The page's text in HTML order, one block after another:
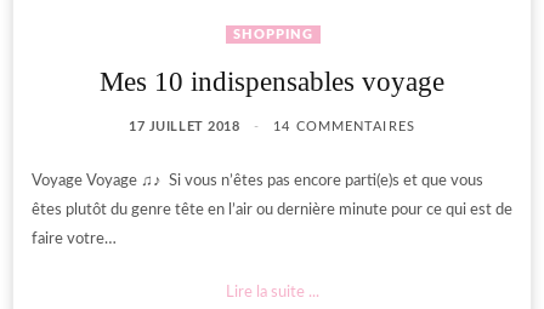
SHOPPING
Mes 10 indispensables voyage
17 JUILLET 2018 14 COMMENTAIRES
Voyage Voyage ♫♪ Si vous n’êtes pas encore parti(e)s et que vous
êtes plutôt du genre tête en l’air ou dernière minute pour ce qui est de
faire votre…
Lire la suite ...